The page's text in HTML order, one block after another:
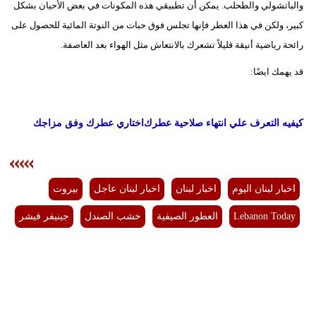
والباتشولي والطحلب. يمكن أن تطبيقي هذه المكونات في بعض الأحيان بشكل
كبير، ولكن في هذا العطر فإنها تجلس فوق حبات من النوتة المائية للحصول على
رائحة رياضية أنيقة قليلاً تشعرك بالانتعاش مثل الهواء بعد العاصفة.
قد يهمك ايضًا:
كيفيه التعرف علي انتهاء صلاحية عطرك اختاري عطرك وفق مزاجك
اخبار لبنان اليوم اخبار لبنان اخبار لبنان عاجل بيروت
Lebanon Today العطور الصيفية خشب الصندل جينيفر فيشر